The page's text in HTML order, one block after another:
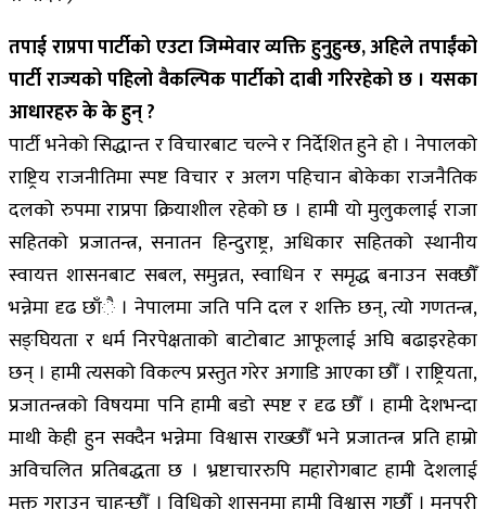
तपाई राप्रपा पार्टीको एउटा जिम्मेवार व्यक्ति हुनुहुन्छ, अहिले तपाईंको
पार्टी राज्यको पहिलो वैकल्पिक पार्टीको दाबी गरिरहेको छ । यसका
आधारहरु के के हुन् ?
पार्टी भनेको सिद्धान्त र विचारबाट चल्ने र निर्देशित हुने हो । नेपालको
राष्ट्रिय राजनीतिमा स्पष्ट विचार र अलग पहिचान बोकेका राजनैतिक
दलको रुपमा राप्रपा क्रियाशील रहेको छ । हामी यो मुलुकलाई राजा
सहितको प्रजातन्त्र, सनातन हिन्दुराष्ट्र, अधिकार सहितको स्थानीय
स्वायत्त शासनबाट सबल, समुन्नत, स्वाधिन र समृद्ध बनाउन सक्छौँ
भन्नेमा दृढ छाँै । नेपालमा जति पनि दल र शक्ति छन्, त्यो गणतन्त्र,
सङ्घियता र धर्म निरपेक्षताको बाटोबाट आफूलाई अघि बढाइरहेका
छन् । हामी त्यसको विकल्प प्रस्तुत गरेर अगाडि आएका छौँ । राष्ट्रियता,
प्रजातन्त्रको विषयमा पनि हामी बडो स्पष्ट र दृढ छौँ । हामी देशभन्दा
माथी केही हुन सक्दैन भन्नेमा विश्वास राख्छौँ भने प्रजातन्त्र प्रति हाम्रो
अविचलित प्रतिबद्धता छ । भ्रष्टाचाररुपि महारोगबाट हामी देशलाई